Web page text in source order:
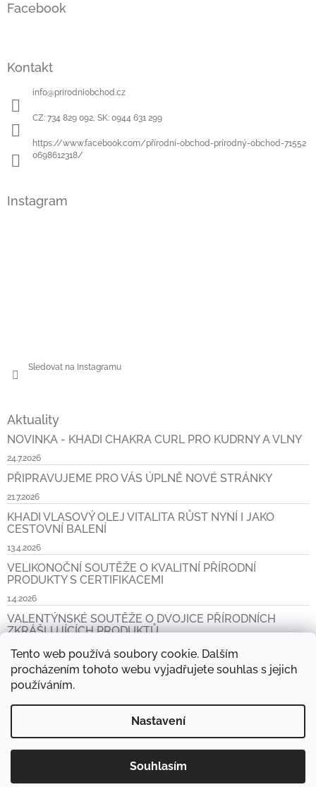
Tento web používá soubory cookie. Dalším
procházením tohoto webu vyjadřujete souhlas s jejich
používáním.
Nastavení
Souhlasím
Facebook
Kontakt
info@prirodniobchod.cz
CZ: 734 829 092, SK: 0944 631 299
https://www.facebook.com/přírodní-obchod-prírodný-obchod-71552
0698612318/
Instagram
Sledovat na Instagramu
Aktuality
NOVINKA - KHADI CHAKRA CURL PRO KUDRNY A VLNY
24.7.2026
PŘIPRAVUJEME PRO VÁS ÚPLNĚ NOVÉ STRÁNKY
21.7.2026
KHADI VLASOVÝ OLEJ VITALITA RŮST NYNÍ I JAKO
CESTOVNÍ BALENÍ
13.4.2026
VELIKONOČNÍ SOUTĚŽE O KVALITNÍ PŘÍRODNÍ
PRODUKTY S CERTIFIKACEMI
1.4.2026
VALENTÝNSKÉ SOUTĚŽE O DVOJICE PŘÍRODNÍCH
ZKRÁŠLUJÍCÍCH PRODUKTŮ
6.2.2026
Archiv
www.khadi.cz, www.khadi.sk Prodejní místa